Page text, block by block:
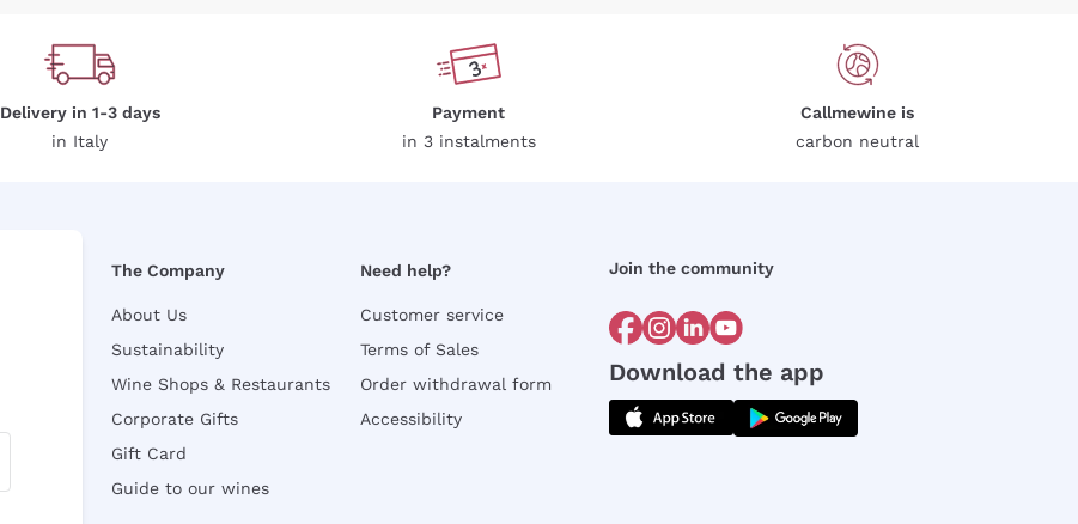
Delivery in 1-3 days
in Italy
Payment
in 3 instalments
Callmewine is
carbon neutral
The Company
About Us
Sustainability
Wine Shops & Restaurants
Corporate Gifts
Gift Card
Guide to our wines
Need help?
Customer service
Terms of Sales
Order withdrawal form
Accessibility
Join the community
Download the app